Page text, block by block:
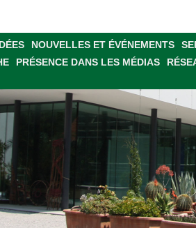
NOUVELLES ET ÉVÉNEMENTS
PRÉSENCE DANS LES MÉDIAS